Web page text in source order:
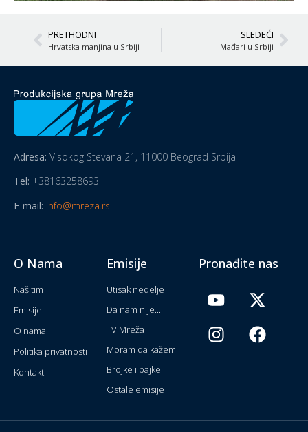
PRETHODNI
Hrvatska manjina u Srbiji
SLEDEĆI
Mađari u Srbiji
Adresa: Visokog Stevana 21, 11000 Beograd Srbija
Tel: +38163258693
E-mail: info@mreza.rs
O Nama
Naš tim
Emisije
O nama
Politika privatnosti
Kontakt
Emisije
Utisak nedelje
Da nam nije...
TV Mreža
Moram da kažem
Brojke i bajke
Ostale emisije
Pronađite nas